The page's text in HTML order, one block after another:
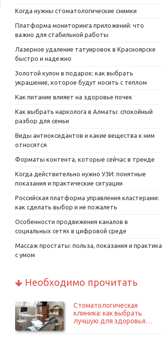
Когда нужны стоматологические снимки
Платформа мониторинга приложений: что
важно для стабильной работы
Лазерное удаление татуировок в Красноярске
быстро и надежно
Золотой кулон в подарок: как выбрать
украшение, которое будут носить с теплом
Как питание влияет на здоровье почек
Как выбрать нарколога в Алматы: спокойный
разбор для семьи
Виды антиоксидантов и какие вещества к ним
относятся
Форматы контента, которые сейчас в тренде
Когда действительно нужно УЗИ: понятные
показания и практические ситуации
Российская платформа управления кластерами:
как сделать выбор и не пожалеть
Особенности продвижения каналов в
социальных сетях в цифровой среде
Массаж простаты: польза, показания и практика
с умом
Необходимо прочитать
Стоматологическая
клиника: как выбрать
лучшую для здоровья…